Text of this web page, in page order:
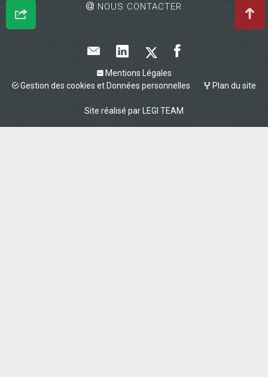
NOUS CONTACTER
Mentions Légales
Gestion des cookies et Données personnelles
Plan du site
Site réalisé par LEGI TEAM